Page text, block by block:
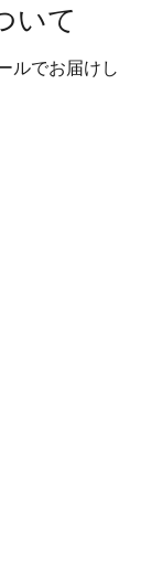
いて
ルでお届けし